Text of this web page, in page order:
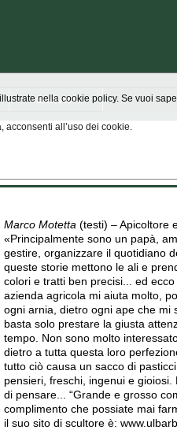
Scrivici
Marco Motetta (testi) – Apicoltore
«Principalmente sono un papà,
gestire, organizzare il quotidiano
queste storie mettono le ali e
colori e tratti ben precisi... ed
azienda agricola mi aiuta molto,
ogni arnia, dietro ogni ape che mi
basta solo prestare la giusta
tempo. Non sono molto
dietro a tutta questa loro
tutto ciò causa un sacco di
pensieri, freschi, ingenui e gioiosi.
di pensare... “Grande e grosso
complimento che possiate mai
il suo sito di scultore è:
nella cookie policy. Se vuoi
all’uso dei cookie.